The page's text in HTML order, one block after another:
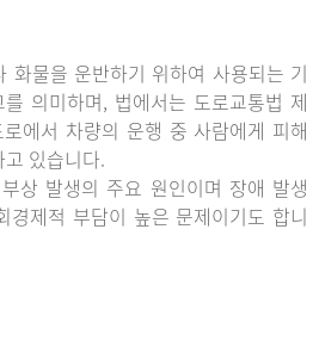
화물을 운반하기 위하여 사용되는 기
의미하며, 법에서는 도로교통법 제
에서 차량의 운행 중 사람에게 피해
있습니다.
상 발생의 주요 원인이며 장애 발생
경제적 부담이 높은 문제이기도 합니